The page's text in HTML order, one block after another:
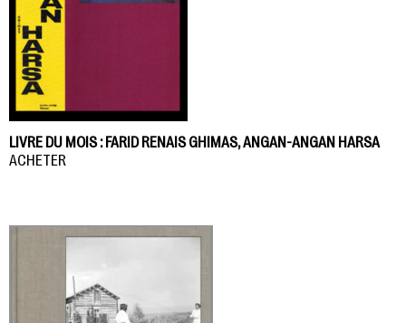
LIVRE DU MOIS : FARID RENAIS GHIMAS, ANGAN-ANGAN HARSA
ACHETER